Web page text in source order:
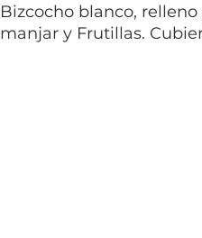
Bizcocho blanco,
manjar y Frutillas.